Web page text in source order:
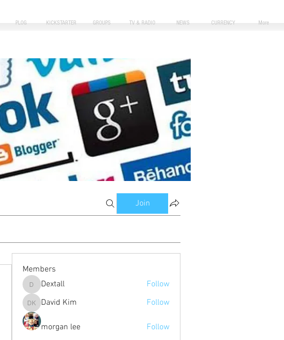
PLOG KICKSTARTER GROUPS TV & RADIO NEWS CURRENCY More
Join
Members
Dextall
Dextall Follow
David Kim
David Kim Follow
morgan lee Follow